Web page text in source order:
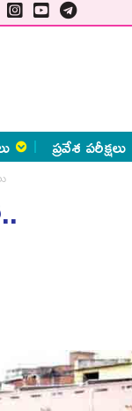
ప్రవేశ పరీక్షలు